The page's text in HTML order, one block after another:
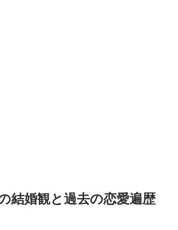
結婚観と過去の恋愛遍歴